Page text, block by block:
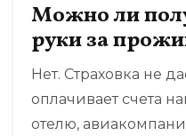
Можно ли
руки за
Нет. Страховка не
оплачивает счета
отелю,